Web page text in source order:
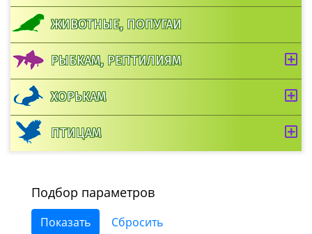
ЖИВОТНЫЕ, ПОПУГАИ
РЫБКАМ, РЕПТИЛИЯМ
ХОРЬКАМ
ПТИЦАМ
Подбор параметров